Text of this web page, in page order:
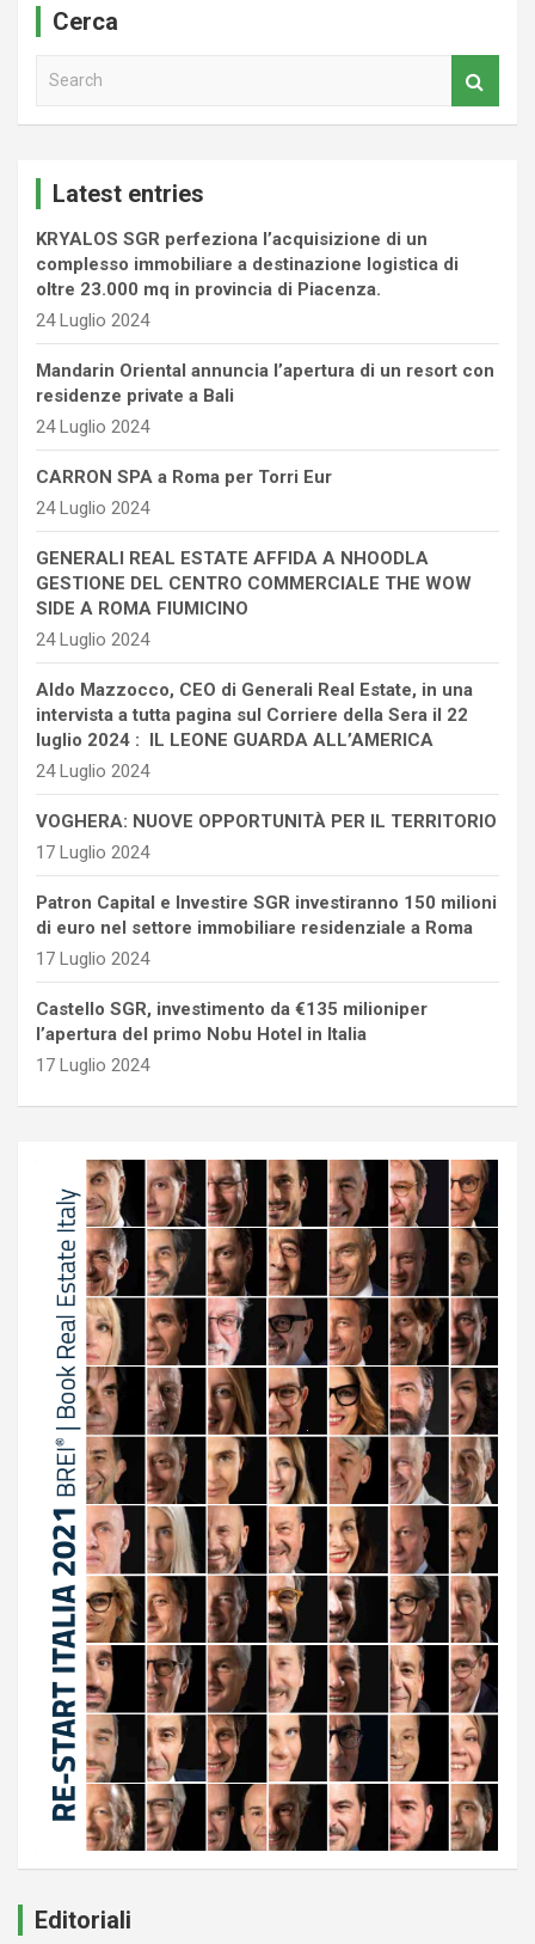
Cerca
Latest entries
KRYALOS SGR perfeziona l’acquisizione di un
complesso immobiliare a destinazione logistica di
oltre 23.000 mq in provincia di Piacenza.
24 Luglio 2024
Mandarin Oriental annuncia l’apertura di un resort con
residenze private a Bali
24 Luglio 2024
CARRON SPA a Roma per Torri Eur
24 Luglio 2024
GENERALI REAL ESTATE AFFIDA A NHOODLA
GESTIONE DEL CENTRO COMMERCIALE THE WOW
SIDE A ROMA FIUMICINO
24 Luglio 2024
Aldo Mazzocco, CEO di Generali Real Estate, in una
intervista a tutta pagina sul Corriere della Sera il 22
luglio 2024 : IL LEONE GUARDA ALL’AMERICA
24 Luglio 2024
VOGHERA: NUOVE OPPORTUNITÀ PER IL TERRITORIO
17 Luglio 2024
Patron Capital e Investire SGR investiranno 150 milioni
di euro nel settore immobiliare residenziale a Roma
17 Luglio 2024
Castello SGR, investimento da €135 milioniper
l’apertura del primo Nobu Hotel in Italia
17 Luglio 2024
Editoriali